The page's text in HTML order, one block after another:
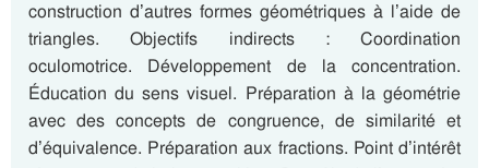
construction d’autres formes géométriques à l’aide de
triangles. Objectifs indirects : Coordination
oculomotrice. Développement de la concentration.
Éducation du sens visuel. Préparation à la géométrie
avec des concepts de congruence, de similarité et
d’équivalence. Préparation aux fractions. Point d’intérêt